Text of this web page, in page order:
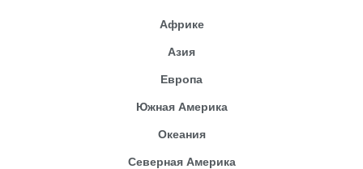
Африке
Азия
Европа
Южная Америка
Океания
Северная Америка